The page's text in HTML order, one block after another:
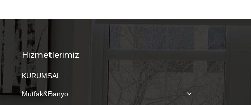
Hizmetlerimiz
KURUMSAL
Mutfak&Banyo